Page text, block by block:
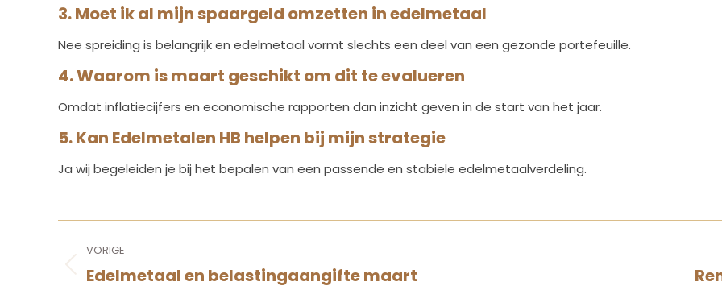
3. Moet ik al mijn spaargeld omzetten in edelmetaal
Nee spreiding is belangrijk en edelmetaal vormt slechts een deel van een gezonde portefeuille.
4. Waarom is maart geschikt om dit te evalueren
Omdat inflatiecijfers en economische rapporten dan inzicht geven in de start van het jaar.
5. Kan Edelmetalen HB helpen bij mijn strategie
Ja wij begeleiden je bij het bepalen van een passende en stabiele edelmetaalverdeling.
Post
navigation
VORIGE
Vorige
Edelmetaal en belastingaangifte maart